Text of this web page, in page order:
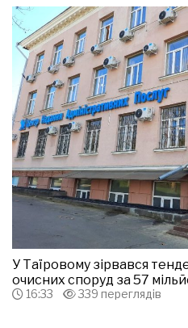
У Таїровому зірвався
очисних споруд за 57
16:33 339 переглядів